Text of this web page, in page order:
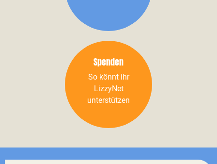
Spenden
So könnt ihr
LizzyNet
unterstützen